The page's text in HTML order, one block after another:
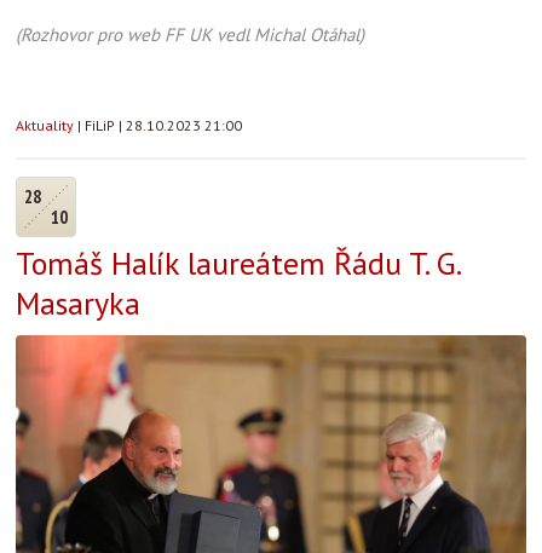
(Rozhovor pro web FF UK vedl Michal Otáhal)
Aktuality | FiLiP | 28.10.2023 21:00
28
10
Tomáš Halík laureátem Řádu T. G.
Masaryka